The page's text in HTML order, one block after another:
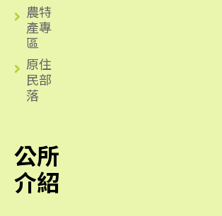
農特
產專
區
原住
民部
落
公所
介紹